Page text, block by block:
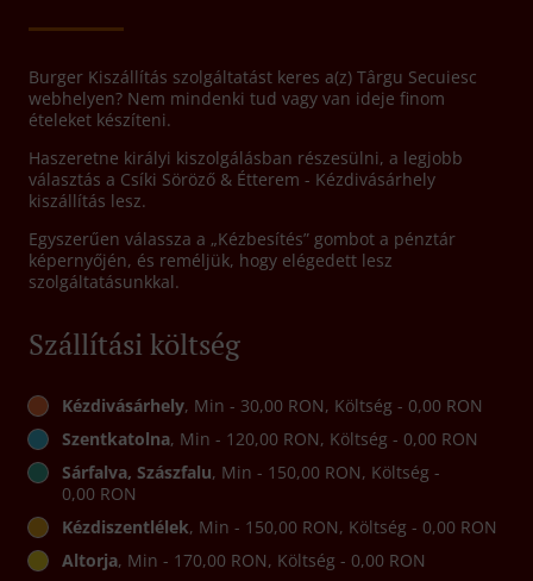
Burger Kiszállítás szolgáltatást keres a(z) Târgu Secuiesc
webhelyen? Nem mindenki tud vagy van ideje finom
ételeket készíteni.
Haszeretne királyi kiszolgálásban részesülni, a legjobb
választás a Csíki Söröző & Étterem - Kézdivásárhely
kiszállítás lesz.
Egyszerűen válassza a „Kézbesítés” gombot a pénztár
képernyőjén, és reméljük, hogy elégedett lesz
szolgáltatásunkkal.
Szállítási költség
Kézdivásárhely, Min - 30,00 RON, Költség - 0,00 RON
Szentkatolna, Min - 120,00 RON, Költség - 0,00 RON
Sárfalva, Szászfalu, Min - 150,00 RON, Költség -
0,00 RON
Kézdiszentlélek, Min - 150,00 RON, Költség - 0,00 RON
Altorja, Min - 170,00 RON, Költség - 0,00 RON